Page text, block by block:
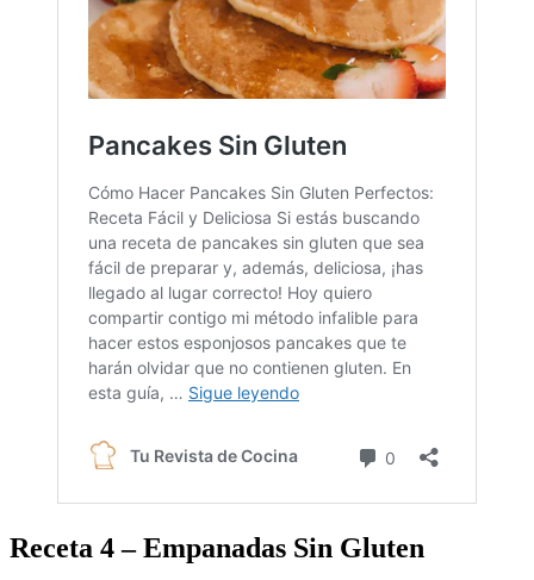
Receta 4 – Empanadas Sin Gluten